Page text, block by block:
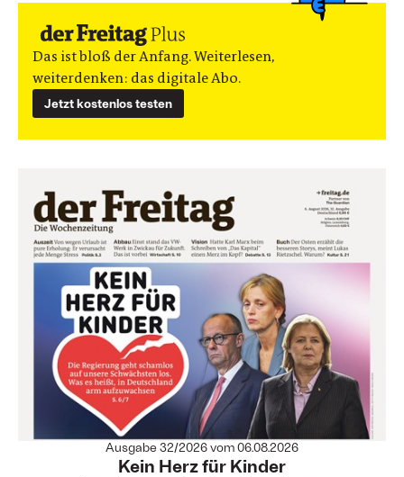
Das ist bloß der Anfang. Weiterlesen,
weiterdenken: das digitale Abo.
Jetzt kostenlos testen
Ausgabe 32/2026 vom 06.08.2026
Kein Herz für Kinder